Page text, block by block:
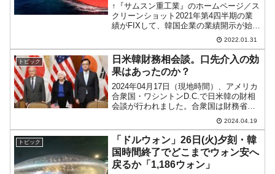
↑『サムスン重工業』のホームページ／ス
クリーンショット2021年第4四半期の業
績がFIXして、韓国企業の業績開示が始ま
っています。韓国造船大手『サムスン重
工業』が2021年通年の業績を公表したの
でご紹介します（ただし暫定版）。韓国
の造船大手...
2022.01.31
トピック
日米韓財務相会談。口先介入の効
果はあったのか？
2024年04月17日（現地時間）、アメリカ
合衆国・ワシントンD.C.で日米韓の財相
会談が行われました。合衆国は財務省長
官のイエレンさん、日本は鈴木俊一財務
大臣、韓国は崔相穆（チェ・サンモク）
副首相兼企画財政部長官というメンバー
です。注目は...
2024.04.19
トピック
「ドルウォン」26日(火)夕刻・韓
国時間終了でどこまでウォン安へ
戻るか「1,186ウォン」